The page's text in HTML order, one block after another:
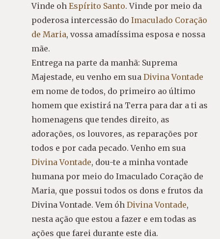
Vinde oh Espírito Santo. Vinde por meio da
poderosa intercessão do Imaculado Coração
de Maria, vossa amadíssima esposa e nossa
mãe.
Entrega na parte da manhã: Suprema
Majestade, eu venho em sua Divina Vontade
em nome de todos, do primeiro ao último
homem que existirá na Terra para dar a ti as
homenagens que tendes direito, as
adorações, os louvores, as reparações por
todos e por cada pecado. Venho em sua
Divina Vontade, dou-te a minha vontade
humana por meio do Imaculado Coração de
Maria, que possui todos os dons e frutos da
Divina Vontade. Vem óh Divina Vontade,
nesta ação que estou a fazer e em todas as
ações que farei durante este dia.